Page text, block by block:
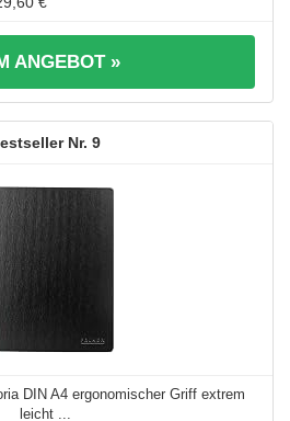
ANGEBOT »
9
DIN A4 ergonomischer Griff extrem
leicht ...